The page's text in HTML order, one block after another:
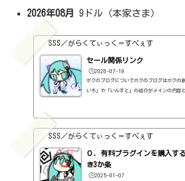
2026年08月
9ドル（本家さま）
SSS／がらくてぃっく＝すぺぇす
セール関係リンク
🕒️2026-07-19
ボクのブログについてボクのブログはボクの
いろ」や「いんすと」の紹介がメインの内容
録はしていますし、セールしているプラグイ
表示するように（編集したら、自動的に最初
ですが・・...
SSS／がらくてぃっく＝すぺぇす
０．有料プラグインを購入す
き3か条
🕒️2025-01-07